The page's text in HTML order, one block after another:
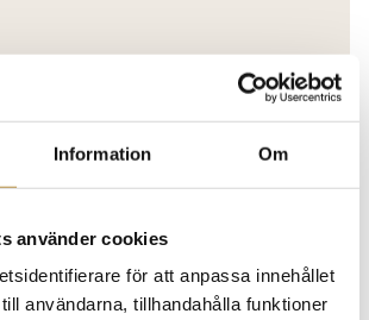
Information Om
använder cookies
för att anpassa innehållet
användarna, tillhandahålla funktioner